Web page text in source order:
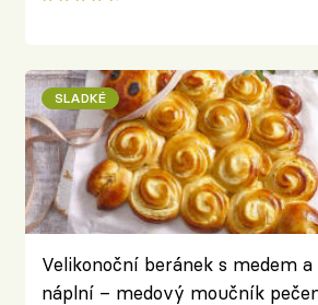
SLADKÉ
Velikonoční beránek s medem
náplní – medový moučník